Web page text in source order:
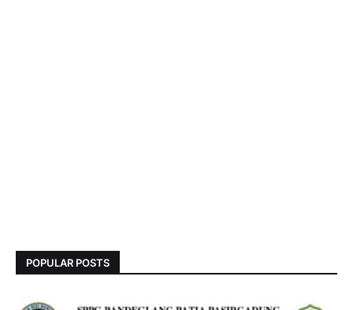
POPULAR POSTS